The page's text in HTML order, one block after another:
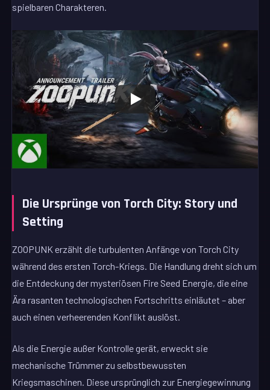
spielbaren Charakteren.
Die Ursprünge von Torch City: Story und
Setting
ZOOPUNK erzählt die turbulenten Anfänge von Torch City
während des ersten Torch-Kriegs. Die Handlung dreht sich um
die Entdeckung der mysteriösen Fire Seed Energie, die eine
Ära rasanten technologischen Fortschritts einläutet – aber
auch einen verheerenden Konflikt auslöst.
Als die Energie außer Kontrolle gerät, erweckt sie
mechanische Trümmer zu selbstbewussten
Kriegsmaschinen. Diese ursprünglich zur Energiegewinnung